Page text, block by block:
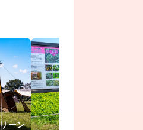
ーン